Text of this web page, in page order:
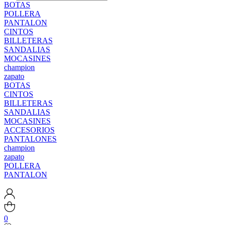
BOTAS
POLLERA
PANTALON
CINTOS
BILLETERAS
SANDALIAS
MOCASINES
champion
zapato
BOTAS
CINTOS
BILLETERAS
SANDALIAS
MOCASINES
ACCESORIOS
PANTALONES
champion
zapato
POLLERA
PANTALON
0